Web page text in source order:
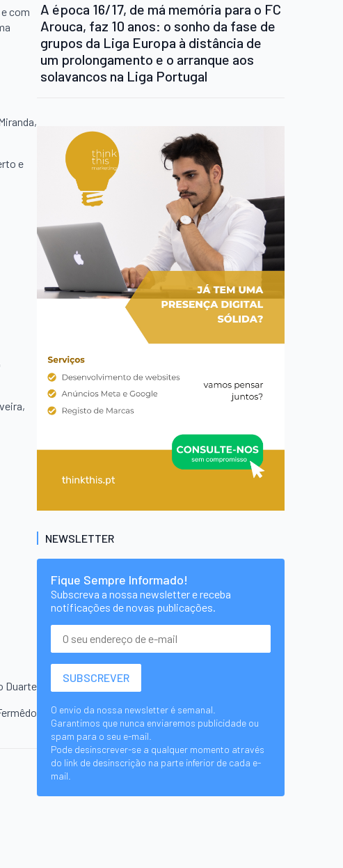
com
e
Duarte
A época 16/17, de má memória para o FC
Arouca, faz 10 anos: o sonho da fase de
grupos da Liga Europa à distância de
um prolongamento e o arranque aos
solavancos na Liga Portugal
NEWSLETTER
Fique Sempre Informado!
Subscreva a nossa newsletter e receba
notificações de novas publicações.
O envio da nossa newsletter é semanal.
Garantimos que nunca enviaremos publicidade ou
spam para o seu e-mail.
Pode desinscrever-se a qualquer momento através
do link de desinscrição na parte inferior de cada e-
mail.